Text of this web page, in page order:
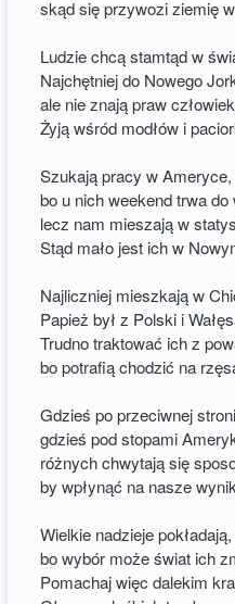
skąd się przywozi ziemię
Ludzie chcą stamtąd w
Najchętniej do Nowego
ale nie znają praw
Żyją wśród modłów i
Szukają pracy w Ameryce,
bo u nich weekend trwa do
lecz nam mieszają w
Stąd mało jest ich w
Najliczniej mieszkają w
Papież był z Polski i
Trudno traktować ich z
bo potrafią chodzić na
Gdzieś po przeciwnej
gdzieś pod stopami
różnych chwytają się
by wpłynąć na nasze
Wielkie nadzieje pokładają,
bo wybór może świat ich
Pomachaj więc dalekim